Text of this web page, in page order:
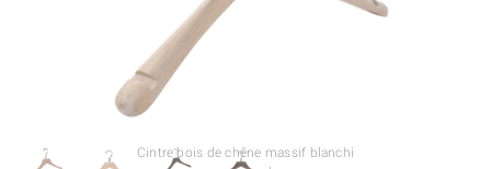
Cintre bois de chêne massif blanchi